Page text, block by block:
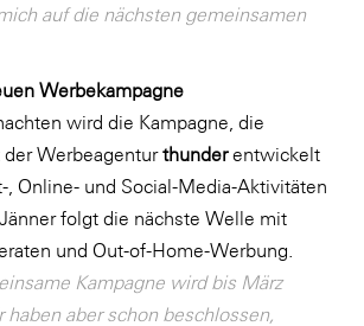
auf die nächsten gemeinsamen
Werbekampagne
wird die Kampagne, die
Werbeagenturthunderentwickelt
, Online- und Social-Media-Aktivitäten
folgt die nächste Welle mit
und Out-of-Home-Werbung.
Kampagne wird bis März
haben aber schon beschlossen,